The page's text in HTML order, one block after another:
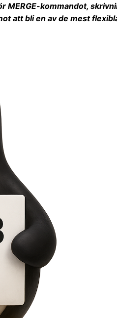
MERGE-kommandot,
att bli en av de mest